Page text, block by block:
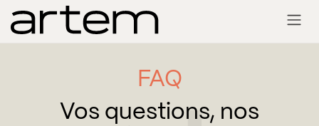
Se rendre au contenu
FAQ
Vos questions, nos